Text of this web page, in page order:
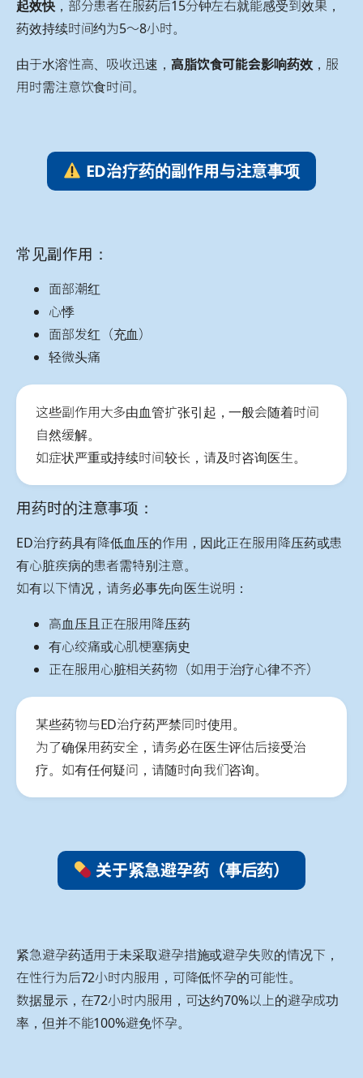
起效快，部分患者在服药后15分钟左右就能感受到效果，
药效持续时间约为5～8小时。
由于水溶性高、吸收迅速， 高脂饮食可能会影响药效，服
用时需注意饮食时间。
ED治疗药的副作用与注意事项
常见副作用：
面部潮红
心悸
面部发红（充血）
轻微头痛
这些副作用大多由血管扩张引起，一般会随着时间
自然缓解。
如症状严重或持续时间较长，请及时咨询医生。
用药时的注意事项：
ED治疗药具有降低血压的作用，因此正在服用降压药或患
有心脏疾病的患者需特别注意。
如有以下情况，请务必事先向医生说明：
高血压且正在服用降压药
有心绞痛或心肌梗塞病史
正在服用心脏相关药物（如用于治疗心律不齐）
某些药物与ED治疗药严禁同时使用。
为了确保用药安全，请务必在医生评估后接受治
疗。如有任何疑问，请随时向我们咨询。
关于紧急避孕药（事后药）
紧急避孕药适用于未采取避孕措施或避孕失败的情况下，
在性行为后72小时内服用，可降低怀孕的可能性。
数据显示，在72小时内服用，可达约70%以上的避孕成功
率，但并不能100%避免怀孕。